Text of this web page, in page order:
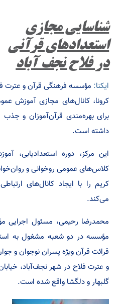
شناسایی مجازی
استعدادهای قرآنی
در فلاح نجف آباد
ایکنا: مؤسسه فرهنگی قرآن و عترت
کرونا، کانال‌های مجازی آموزش
برای بهره‌مندی قرآن‌آموزان و
داشته است.
این مرکز، دوره استعدادیابی،
کلاس‌های عمومی روخوانی و
کریم را با ایجاد کانال‌های
می‌کند.
محمدرضا رحیمی، مسئول اجرایی
مؤسسه در دو شعبه مشغول به
قرائت قرآن ویژه پسران نوجوان و
و عترت فلاح در شهر نجف‌آباد،
گلبهار و دلگشا واقع شده است.